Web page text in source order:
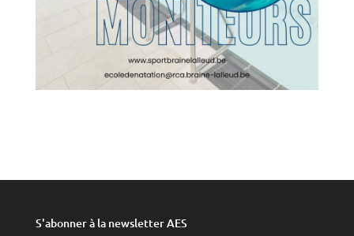
S'abonner à la newsletter AES